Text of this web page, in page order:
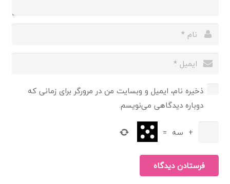
ذخیره نام، ایمیل و وبسایت من در مرورگر برای زمانی که
دوباره دیدگاهی می‌نویسم.
+ سه =
فرستادن دیدگاه